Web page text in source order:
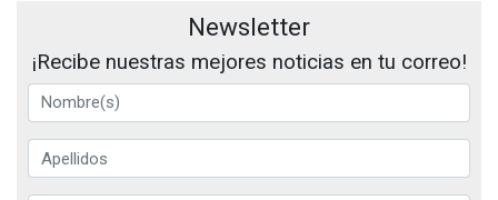
Newsletter
¡Recibe nuestras mejores noticias en tu correo!